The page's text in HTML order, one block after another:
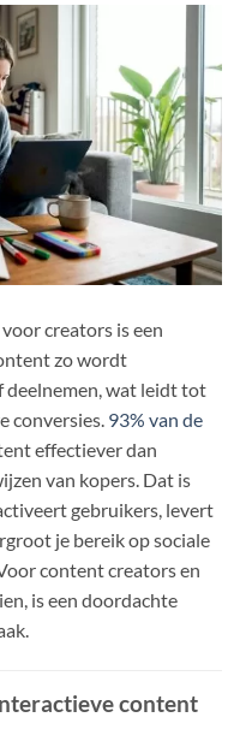
creators is een
zo wordt
deelnemen, wat leidt tot
conversies. 93% van de
effectiever dan
van kopers. Dat is
gebruikers, levert
je bereik op sociale
content creators en
is een doordachte
content